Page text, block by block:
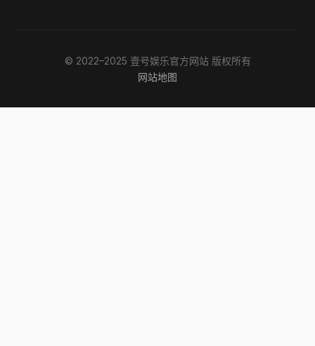
© 2022–2025 壹号娱乐官方网站 版权所有
网站地图